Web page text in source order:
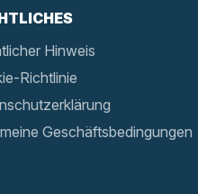
Hinweis
Richtlinie
Geschäftsbedingungen